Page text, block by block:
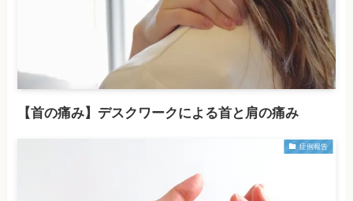
【首の痛み】デスクワークによる首と肩の痛み
症例報告